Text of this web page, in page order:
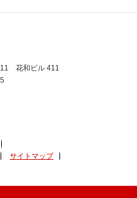
花和ビル 411
サイトマップ